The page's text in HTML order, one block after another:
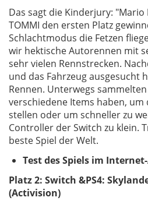
Das sagt die Kinderjury:
TOMMI den ersten Platz
Schlachtmodus die Fetzen
wir hektische Autorennen mit
sehr vielen Rennstrecken.
und das Fahrzeug ausgesucht
Rennen. Unterwegs
verschiedene Items haben, um
stellen oder um schneller zu
Controller der Switch zu klein.
beste Spiel der Welt.
Test des Spiels im Internet-
Platz 2: Switch &PS4:
(Activision)